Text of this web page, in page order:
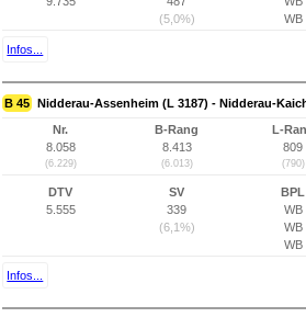
(5,0%)
WB
Infos...
B 45 Nidderau-Assenheim (L 3187) - Nidderau-
Nr.
8.058
(6.229)
B-Rang
8.413
(6.013)
L-
809
(790)
DTV
5.555
SV
339
(6,1%)
BPL
WB
WB
WB
Infos...